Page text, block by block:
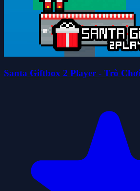
Santa Giftbox 2 Player - Trò